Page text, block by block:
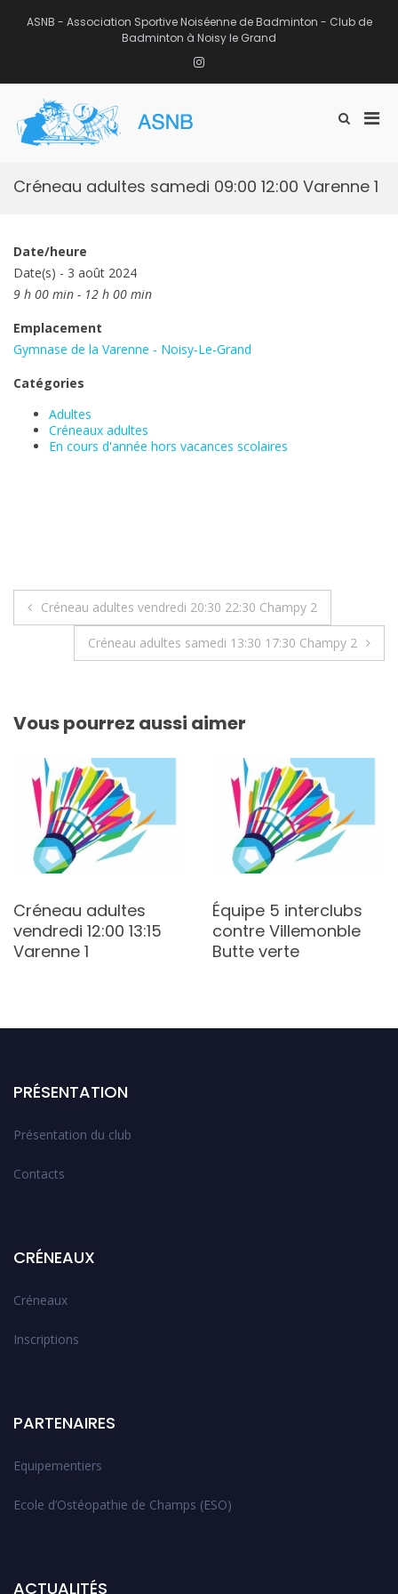
ASNB - Association Sportive Noiséenne de Badminton - Club de
Badminton à Noisy le Grand
Instagram
Afficher
recherche
Créneau adultes samedi 09:00 12:00 Varenne 1
Date/heure
Date(s) - 3 août 2024
9 h 00 min - 12 h 00 min
Emplacement
Gymnase de la Varenne - Noisy-Le-Grand
Catégories
Adultes
Créneaux adultes
En cours d'année hors vacances scolaires
Navigation
Créneau adultes vendredi 20:30 22:30 Champy 2
Créneau adultes samedi 13:30 17:30 Champy 2
Vous pourrez aussi aimer
Créneau adultes
vendredi 12:00 13:15
Varenne 1
Équipe 5 interclubs
contre Villemonble
Butte verte
PRÉSENTATION
Présentation du club
Contacts
CRÉNEAUX
Créneaux
Inscriptions
PARTENAIRES
Equipementiers
Ecole d’Ostéopathie de Champs (ESO)
ACTUALITÉS